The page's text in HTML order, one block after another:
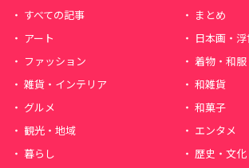
すべての記事
まとめ
アート
日本画・
ファッション
着物・和服
雑貨・インテリア
和雑貨
グルメ
和菓子
観光・地域
エンタメ
暮らし
歴史・文化